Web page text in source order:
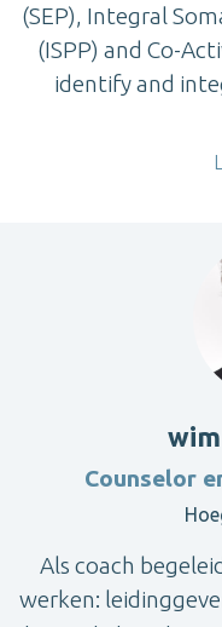
(SEP), Integral
(ISPP) and Co-
identify and
Counselor
Als coach
werken: